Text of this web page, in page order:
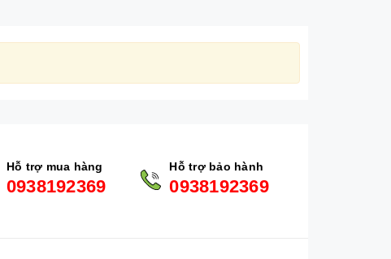
Hỗ trợ mua hàng
0938192369
Hỗ trợ bảo hành
0938192369